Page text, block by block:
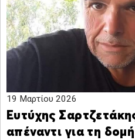
19 Μαρτίου 2026
Ευτύχης
απέναντι για τη